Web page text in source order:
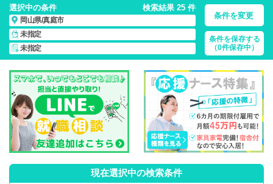
選択中の条件 検索結果 25 件
岡山県/真庭市
未指定
未指定
条件を変更
条件を保存する
（0件保存中）
岡山県/真庭市/正社員・パート・応援ナース・派遣の 看護師求
人・派遣・転職・募集一覧
現在選択中の検索条件